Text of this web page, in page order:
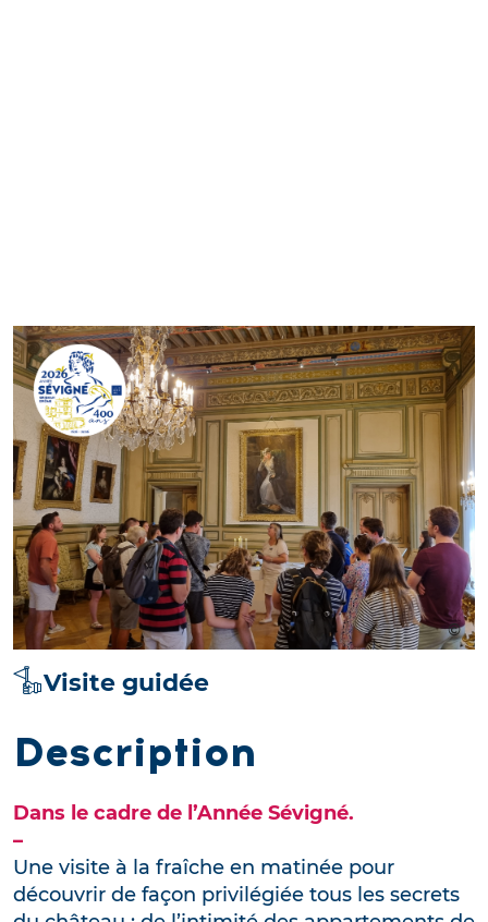
Visite guidée
Description
Dans le cadre de l’Année Sévigné.
–
Une visite à la fraîche en matinée pour
découvrir de façon privilégiée tous les secrets